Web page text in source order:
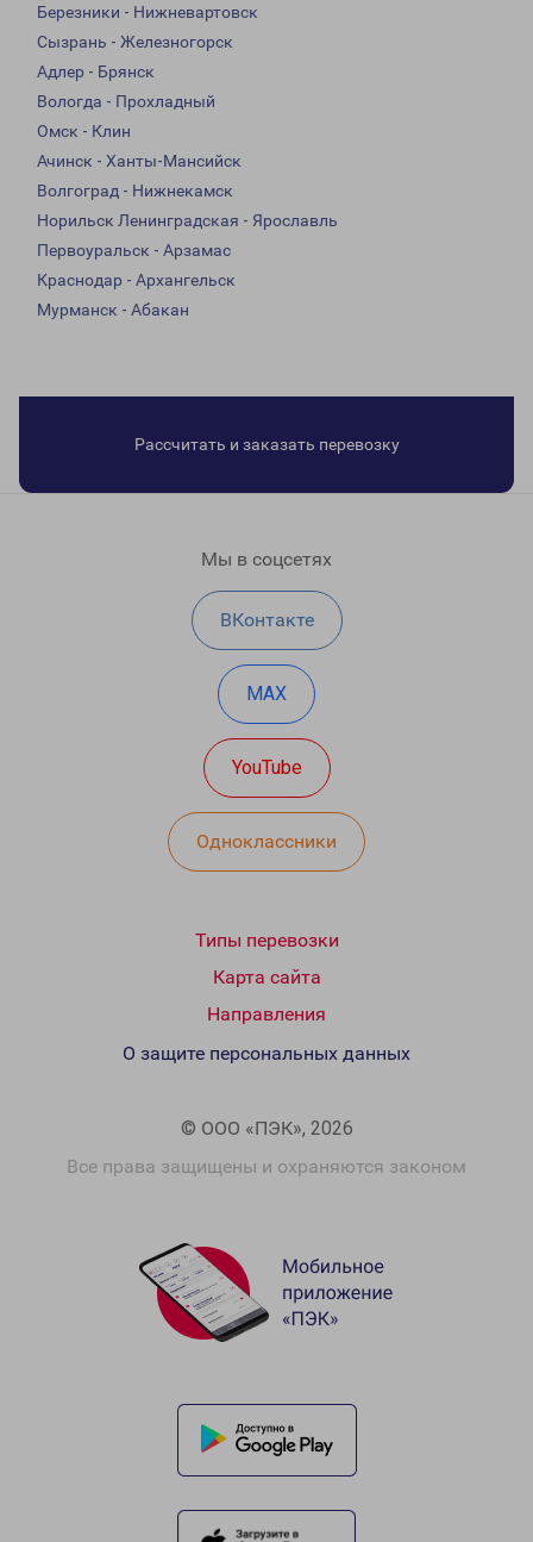
Березники - Нижневартовск
Сызрань - Железногорск
Адлер - Брянск
Вологда - Прохладный
Омск - Клин
Ачинск - Ханты-Мансийск
Волгоград - Нижнекамск
Норильск Ленинградская - Ярославль
Первоуральск - Арзамас
Краснодар - Архангельск
Мурманск - Абакан
Рассчитать и заказать перевозку
Мы в соцсетях
ВКонтакте
MAX
YouTube
Одноклассники
Типы перевозки
Карта сайта
Направления
© ООО «ПЭК», 2026
Все права защищены и охраняются законом
О защите персональных данных